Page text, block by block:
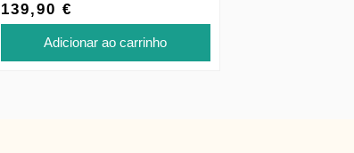
139,90 €
Adicionar ao carrinho